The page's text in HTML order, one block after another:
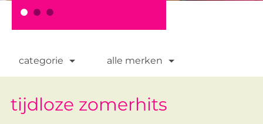
categorie alle merken
tijdloze zomerhits